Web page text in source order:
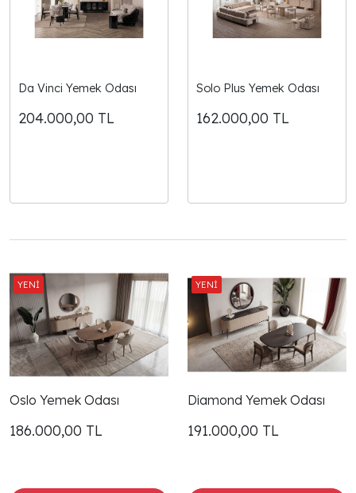
Da Vinci Yemek Odası
204.000,00 TL
Solo Plus Yemek Odası
162.000,00 TL
Oslo Yemek Odası
186.000,00 TL
Diamond Yemek Odası
191.000,00 TL